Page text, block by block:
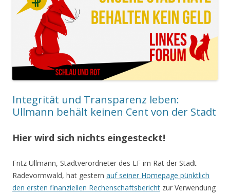
Integrität und Transparenz leben:
Ullmann behält keinen Cent von der Stadt
Hier wird sich nichts eingesteckt!
Fritz Ullmann, Stadtverordneter des LF im Rat der Stadt
Radevormwald, hat gestern auf seiner Homepage pünktlich
den ersten finanziellen Rechenschaftsbericht zur Verwendung